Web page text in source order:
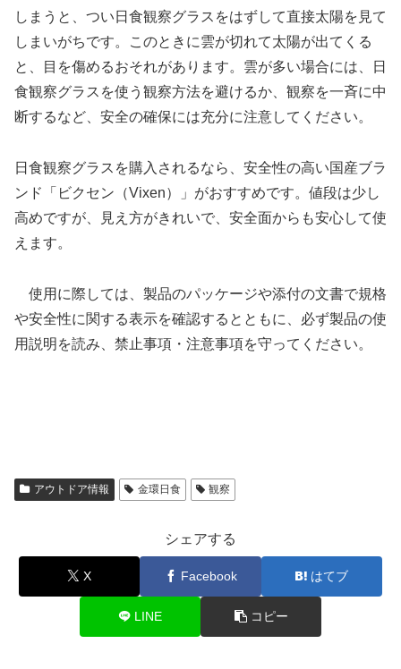
しまうと、つい日食観察グラスをはずして直接太陽を見て
しまいがちです。このときに雲が切れて太陽が出てくる
と、目を傷めるおそれがあります。雲が多い場合には、日
食観察グラスを使う観察方法を避けるか、観察を一斉に中
断するなど、安全の確保には充分に注意してください。
日食観察グラスを購入されるなら、安全性の高い国産ブラ
ンド「ビクセン（Vixen）」がおすすめです。値段は少し
高めですが、見え方がきれいで、安全面からも安心して使
えます。
使用に際しては、製品のパッケージや添付の文書で規格
や安全性に関する表示を確認するとともに、必ず製品の使
用説明を読み、禁止事項・注意事項を守ってください。
アウトドア情報 金環日食 観察
シェアする
X Facebook はてブ
LINE コピー